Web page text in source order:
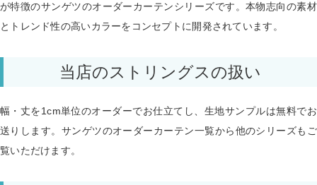
が特徴のサンゲツのオーダーカーテンシリーズです。本物志向の素材
とトレンド性の高いカラーをコンセプトに開発されています。
当店のストリングスの扱い
幅・丈を1cm単位のオーダーでお仕立てし、生地サンプルは無料でお
送りします。 サンゲツのオーダーカーテン一覧から他のシリーズもご
覧いただけます。